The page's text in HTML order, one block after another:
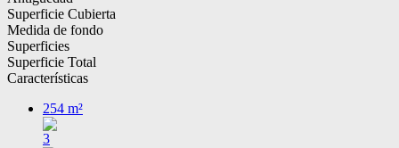
Superficie Cubierta
Medida de fondo
Superficies
Superficie Total
Características
254 m²
3